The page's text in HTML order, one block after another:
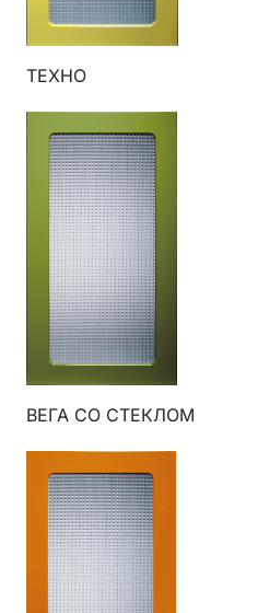
ТЕХНО
ВЕГА СО СТЕКЛОМ